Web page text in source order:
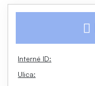
Interné ID:
Ulica: